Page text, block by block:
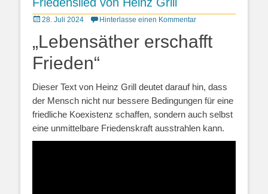
Posted
28. Juli 2024 Hinterlasse einen Kommentar
„Lebensäther erschafft
Frieden“
Dieser Text von Heinz Grill deutet darauf hin, dass
der Mensch nicht nur bessere Bedingungen für eine
friedliche Koexistenz schaffen, sondern auch selbst
eine unmittelbare Friedenskraft ausstrahlen kann.